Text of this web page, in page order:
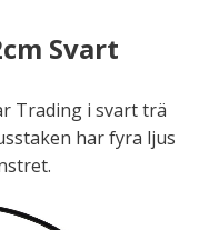
Svart
Trading i svart trä
har fyra ljus